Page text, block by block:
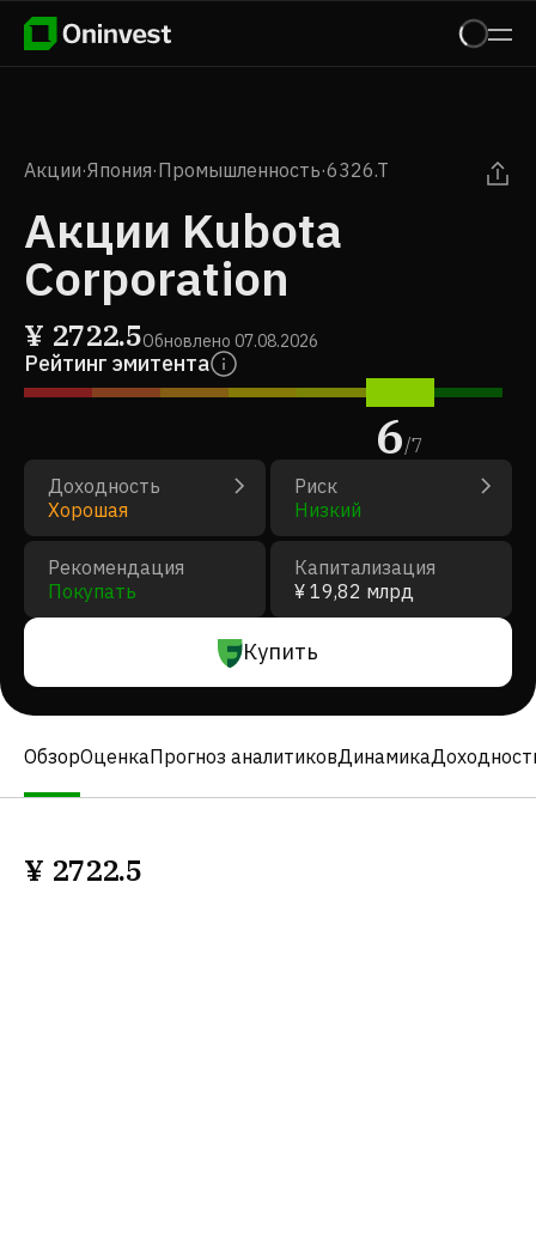
Акции·Япония·Промышленность·6326.T
Акции Kubota
Corporation
¥ 2722.5Обновлено 07.08.2026
Рейтинг эмитента
6/7
Доходность
Хорошая
Риск
Низкий
Рекомендация
Покупать
Капитализация
¥ 19,82 млрд
Купить
ОбзорОценкаПрогноз аналитиковДинамика
¥ 2722.5